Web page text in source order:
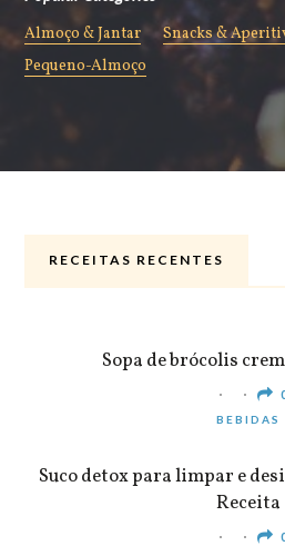
Almoço & Jantar Snacks &
Pequeno-Almoço
RECEITAS RECENTES
Sopa de brócolis
BEBIDAS
Suco detox para limpar e
Receita